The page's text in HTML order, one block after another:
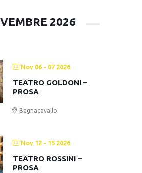
2026
Nov 06 - 07 2026
TEATRO GOLDONI –
PROSA
Bagnacavallo
Nov 12 - 15 2026
TEATRO ROSSINI –
PROSA